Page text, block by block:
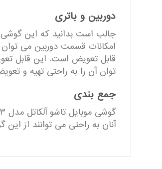
دوربین و باتری
قابل تعویض است. این قابل
توان آن را به راحتی تهیه و
جمع بندی
آنان به راحتی می توانند از